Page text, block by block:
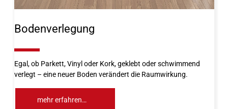
Bodenverlegung
Egal, ob Parkett, Vinyl oder Kork, geklebt oder schwimmend
verlegt – eine neuer Boden verändert die Raumwirkung.
mehr erfahren…